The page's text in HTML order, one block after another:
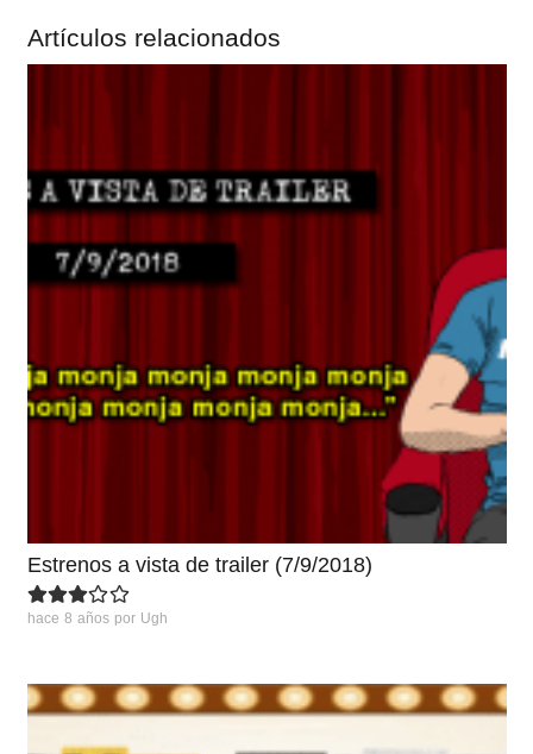
Artículos relacionados
Estrenos a vista de trailer (7/9/2018)
hace 8 años por Ugh